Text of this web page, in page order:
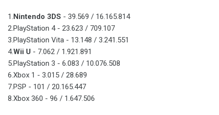
1. Nintendo 3DS - 39.569 / 16.165.814
2.PlayStation 4 - 23.623 / 709.107
3.PlayStation Vita - 13.148 / 3.241.551
4.Wii U - 7.062 / 1.921.891
5.PlayStation 3 - 6.083 / 10.076.508
6.Xbox 1 - 3.015 / 28.689
7.PSP - 101 / 20.165.447
8.Xbox 360 - 96 / 1.647.506